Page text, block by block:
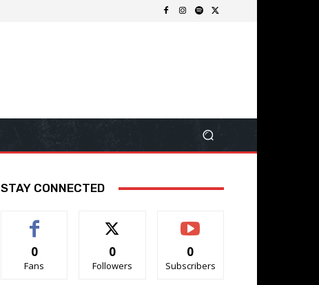
STAY CONNECTED
0
Fans
0
Followers
0
Subscribers